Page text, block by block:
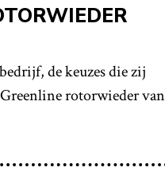
de keuzes die zij
rotorwieder van